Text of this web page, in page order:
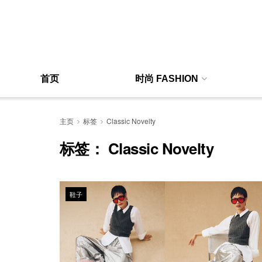
首页 时尚 FASHION
主页 标签 Classic Novelty
标签： Classic Novelty
鞋子